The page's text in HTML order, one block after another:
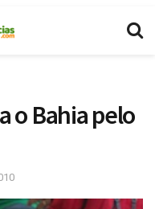
o Bahia pelo